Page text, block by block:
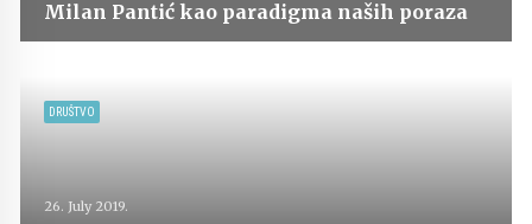
Milan Pantić kao paradigma naših poraza
DRUŠTVO
26. July 2019.